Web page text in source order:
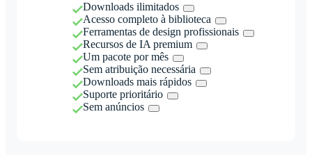
Downloads ilimitados
Acesso completo à biblioteca
Ferramentas de design profissionais
Recursos de IA premium
Um pacote por mês
Sem atribuição necessária
Downloads mais rápidos
Suporte prioritário
Sem anúncios